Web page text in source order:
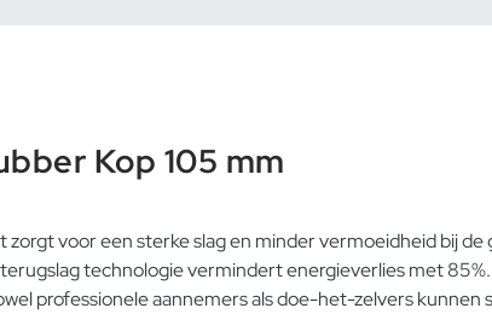
Kop 105 mm
voor een sterke slag en minder vermoeidheid bij de
technologie vermindert energieverlies met
professionele aannemers als doe-het-zelvers kunnen